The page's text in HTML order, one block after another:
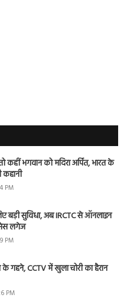
कहीं भगवान को मदिरा अर्पित, भारत के
कहानी
PM
बड़ी सुविधा, अब IRCTC से ऑनलाइन
लगेज
PM
गहने, CCTV में खुला चोरी का हैरान
PM